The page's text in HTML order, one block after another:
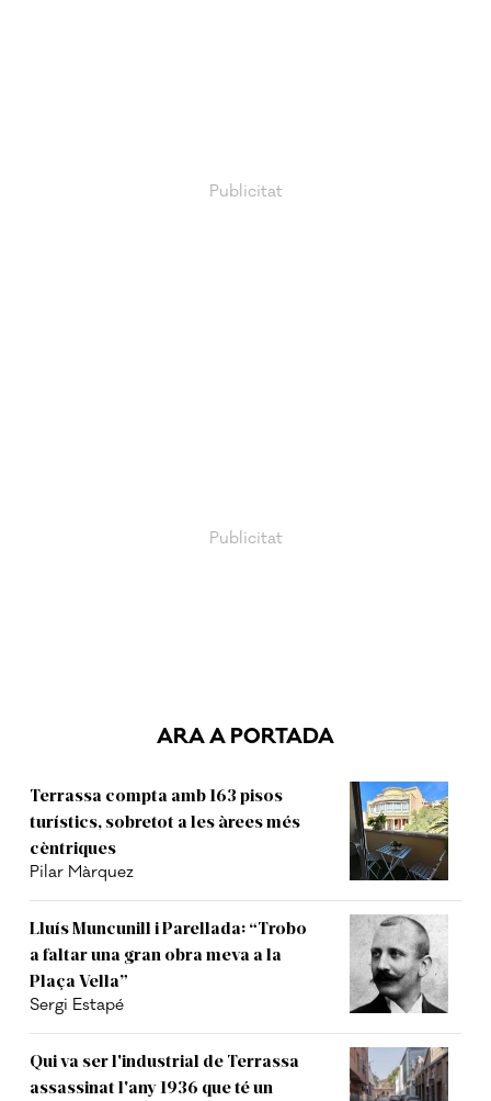
ARA A PORTADA
Terrassa compta amb 163 pisos
turístics, sobretot a les àrees més
cèntriques
Pilar Màrquez
Lluís Muncunill i Parellada: “Trobo
a faltar una gran obra meva a la
Plaça Vella”
Sergi Estapé
Qui va ser l'industrial de Terrassa
assassinat l'any 1936 que té un